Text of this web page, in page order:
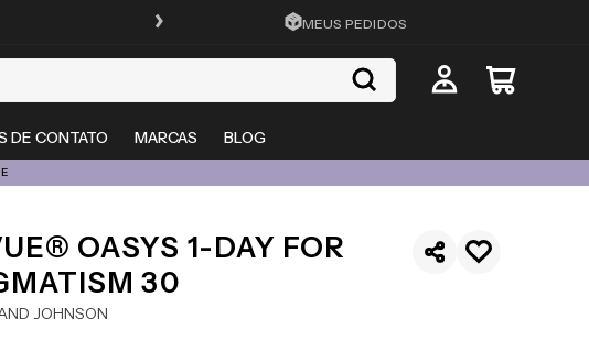
FRETE GRÁTIS EM TODO O SITE
MEUS PEDIDOS
DE CONTATO MARCAS BLOG
OASYS 1-DAY FOR
30
JOHNSON